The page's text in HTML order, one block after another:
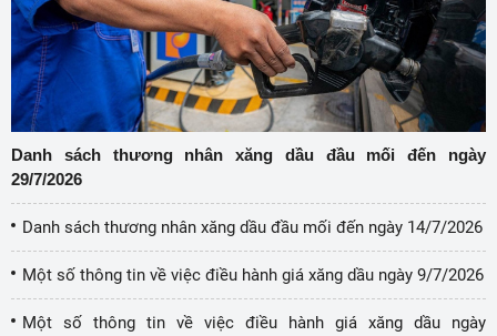
Danh sách thương nhân xăng dầu đầu mối đến ngày
29/7/2026
Danh sách thương nhân xăng dầu đầu mối đến ngày 14/7/2026
Một số thông tin về việc điều hành giá xăng dầu ngày 9/7/2026
Một số thông tin về việc điều hành giá xăng dầu ngày